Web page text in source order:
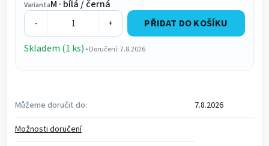
VariantaM · bílá / černá
- +
PŘIDAT DO KOŠÍKU
Skladem (1 ks) • Doručení: 7.8.2026
Můžeme doručit do:
7.8.2026
Možnosti doručení